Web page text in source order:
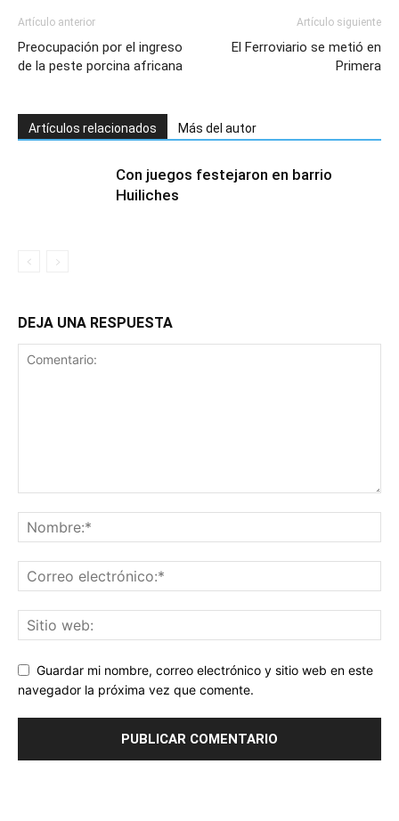
Artículo anterior
Preocupación por el ingreso
de la peste porcina africana
Artículo siguiente
El Ferroviario se metió en
Primera
Artículos relacionados Más del autor
Con juegos festejaron en barrio
Huiliches
DEJA UNA RESPUESTA
Guardar mi nombre, correo electrónico y sitio web en este
navegador la próxima vez que comente.